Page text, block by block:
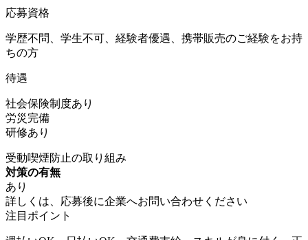
応募資格
学歴不問、学生不可、経験者優遇、携帯販売のご経験をお持
ちの方
待遇
社会保険制度あり
労災完備
研修あり
受動喫煙防止の取り組み
対策の有無
あり
詳しくは、応募後に企業へお問い合わせください
注目ポイント